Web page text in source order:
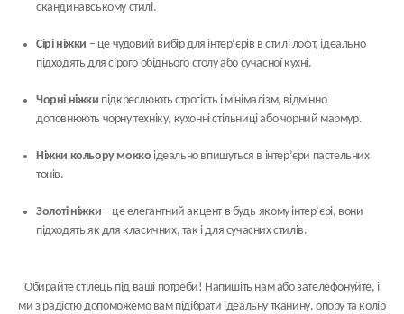
скандинавському стилі.
Сірі ніжки – це чудовий вибір для інтер’єрів в стилі лофт, ідеально
підходять для сірого обіднього столу або сучасної кухні.
Чорні ніжки підкреслюють строгість і мінімалізм, відмінно
доповнюють чорну техніку, кухонні стільниці або чорний мармур.
Ніжки кольору мокко ідеально впишуться в інтер’єри пастельних
тонів.
Золоті ніжки – це елегантний акцент в будь-якому інтер’єрі, вони
підходять як для класичних, так і для сучасних стилів.
Обирайте стілець під ваші потреби! Напишіть нам або зателефонуйте, і
ми з радістю допоможемо вам підібрати ідеальну тканину, опору та колір